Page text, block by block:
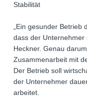
Stabilität
„Ein gesunder Betrieb
dass der Unternehmer
Heckner. Genau
Zusammenarbeit mit
Der Betrieb soll
der Unternehmer
arbeitet.